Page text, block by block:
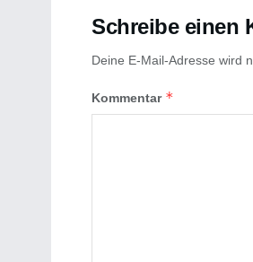
Schreibe einen
Deine E-Mail-Adresse wird
Kommentar *